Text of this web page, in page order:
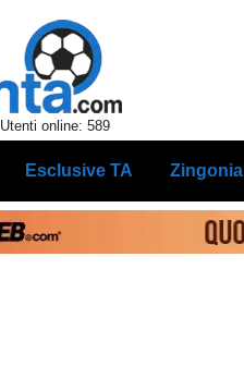
Utenti online: 589
Esclusive TA Zingonia